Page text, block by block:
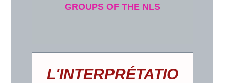
GROUPS OF THE NLS
L'INTERPRÉTATIO